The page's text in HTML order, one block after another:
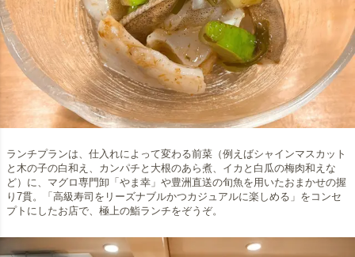
ランチプランは、仕入れによって変わる前菜（例えばシャインマスカット
と木の子の白和え、カンパチと大根のあら煮、イカと白瓜の梅肉和えな
ど）に、マグロ専門卸「やま幸」や豊洲直送の旬魚を用いたおまかせの握
り7貫。「高級寿司をリーズナブルかつカジュアルに楽しめる」をコンセ
プトにしたお店で、極上の鮨ランチをぞうぞ。